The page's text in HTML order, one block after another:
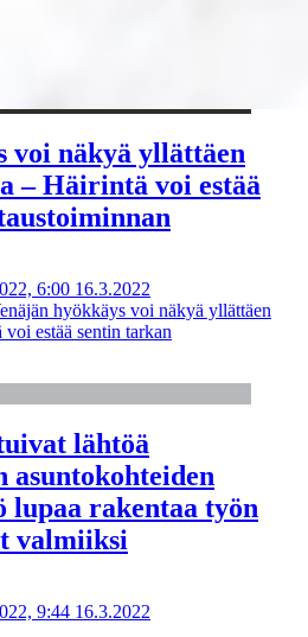
voi näkyä yllättäen
– Häirintä voi estää
6:00 16.3.2022
hyökkäys voi näkyä yllättäen
estää sentin tarkan
lähtöä
lupaa rakentaa työn
valmiiksi
9:44 16.3.2022